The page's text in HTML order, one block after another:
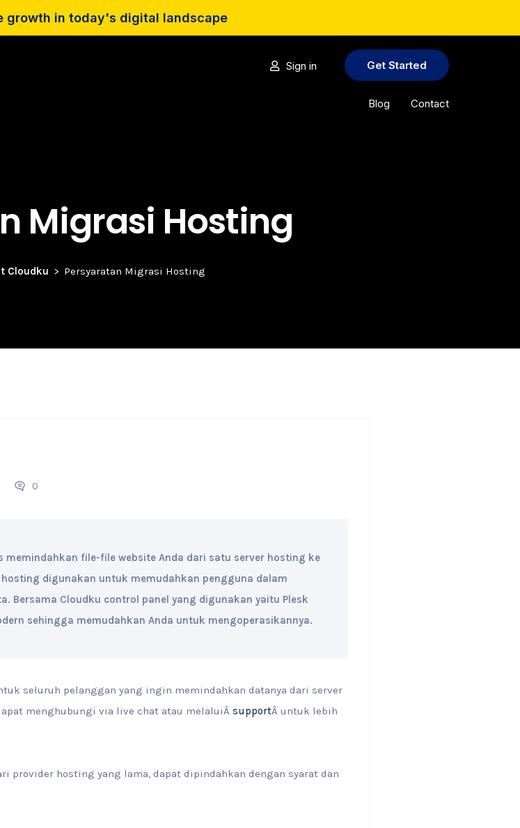
growth in today's digital landscape
Sign in Get Started
Blog Contact
Migrasi Hosting
Cloudku Persyaratan Migrasi Hosting
0
memindahkan file-file website Anda dari satu server hosting ke
digunakan untuk memudahkan pengguna dalam
Bersama Cloudku control panel yang digunakan yaitu Plesk
sehingga memudahkan Anda untuk mengoperasikannya.
seluruh pelanggan yang ingin memindahkan datanya dari server
menghubungi via live chat atau melaluiÂ supportÂ untuk lebih
provider hosting yang lama, dapat dipindahkan dengan syarat dan